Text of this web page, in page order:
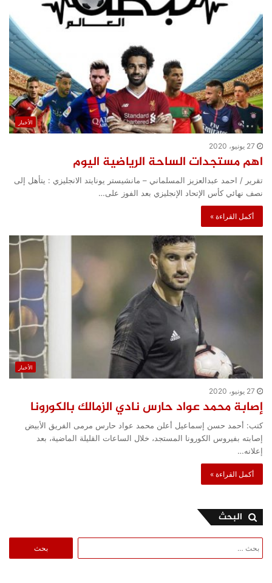
الأخبار
27 يونيو، 2020
اهم مستجدات الساحة الرياضية اليوم
تقرير / احمد عبدالعزيز المسلماني – مانشيستر يونايتد الانجليزي : يتأهل إلى
نصف نهائي كأس الإتحاد الإنجليزي بعد الفوز على…
أكمل القراءة »
الأخبار
27 يونيو، 2020
إصابة محمد عواد حارس نادي الزمالك بالكورونا
كتب: أحمد حسن إسماعيل أعلن محمد عواد حارس مرمى الفريق الأبيض
إصابته بفيروس الكورونا المستجد، خلال الساعات القليلة الماضية، بعد
إعلانه…
أكمل القراءة »
البحث
عن: